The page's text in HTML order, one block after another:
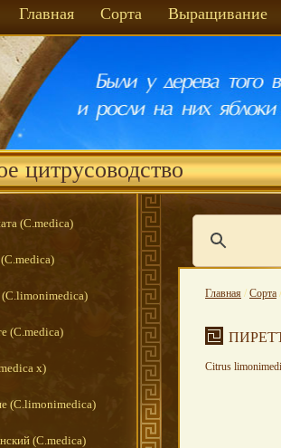
Главная Сорта Выращивание
цитрусоводство
(C.medica)
(C.limonimedica)
(C.medica)
x)
(С.limonimedica)
(C.medica)
Главная / Сорта
Citrus